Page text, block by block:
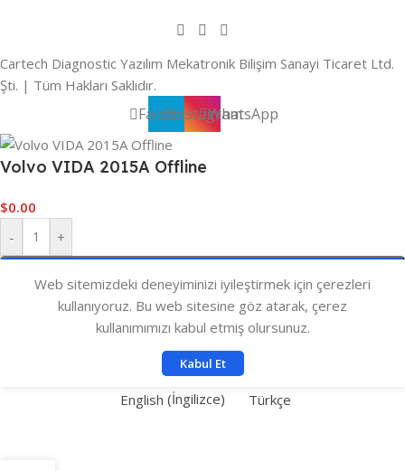
Cartech Diagnostic Yazılım Mekatronik Bilişim Sanayi Ticaret Ltd.
Şti. | Tüm Hakları Saklıdır.
FacebookInstagramWhatsApp
Web sitemizdeki deneyiminizi iyileştirmek için çerezleri
kullanıyoruz. Bu web sitesine göz atarak, çerez
kullanımımızı kabul etmiş olursunuz.
Kabul Et
Volvo VIDA 2015A Offline
$0.00
-
+
Hemen Satın Al
English (İngilizce) Türkçe